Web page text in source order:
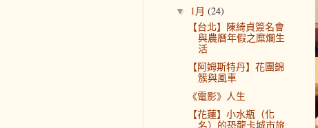
▼ 1月 (24)
【台北】陳綺貞簽名會
與農曆年假之糜爛生
活
【阿姆斯特丹】花團錦
簇與風車
《電影》人生
【花蓮】小水瓶（化
名）的恐龍卡城市旅